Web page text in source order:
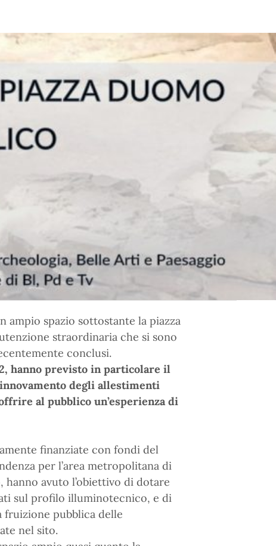
ampio spazio sottostante la piazza
straordinaria che si sono
conclusi.
hanno previsto in particolare il
degli allestimenti
al pubblico un’esperienza di
finanziate con fondi del
per l’area metropolitana di
hanno avuto l’obiettivo di dotare
sul profilo illuminotecnico, e di
pubblica delle
nel sito.